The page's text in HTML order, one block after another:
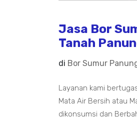
Jasa Bor
Tanah
di Bor Sumur
Layanan kami
Mata Air Bersih atau
dikonsumsi dan